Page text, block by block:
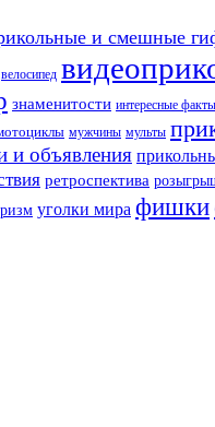
и смешные
велосипед
знаменитости интересные факты
мужчины мульты
и объявления
ретроспектива
уголки мира фишки